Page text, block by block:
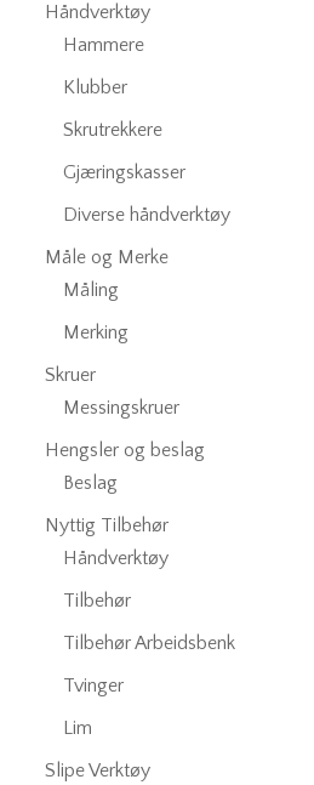
Håndverktøy
Hammere
Klubber
Skrutrekkere
Gjæringskasser
Diverse håndverktøy
Måle og Merke
Måling
Merking
Skruer
Messingskruer
Hengsler og beslag
Beslag
Nyttig Tilbehør
Håndverktøy
Tilbehør
Tilbehør Arbeidsbenk
Tvinger
Lim
Slipe Verktøy